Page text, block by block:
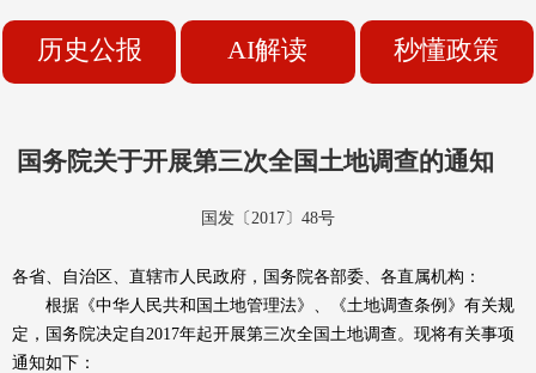
历史公报 AI解读 秒懂政策
国务院关于开展第三次全国土地调查的通知
国发〔2017〕48号
各省、自治区、直辖市人民政府，国务院各部委、各直属机构：
根据《中华人民共和国土地管理法》、《土地调查条例》有关规
定，国务院决定自2017年起开展第三次全国土地调查。现将有关事项
通知如下：